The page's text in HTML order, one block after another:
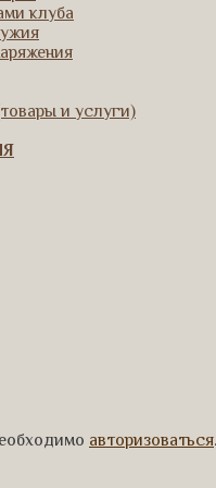
клуба
и услуги)
авторизоваться.